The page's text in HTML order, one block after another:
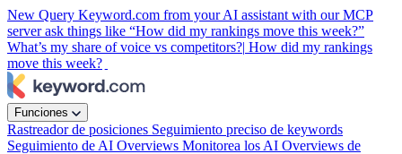
New Query Keyword.com from your AI assistant with our MCP
server ask things like “How did my rankings move this week?”
What’s my share of voice vs competitors?| How did my rankings
move this week?
Funciones
Rastreador de posiciones Seguimiento preciso de keywords
Seguimiento de AI Overviews Monitorea los AI Overviews de